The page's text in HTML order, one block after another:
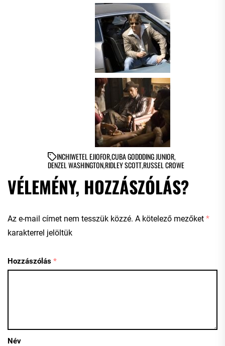
INCHIWETEL EJIOFOR,CUBA GODDDING JUNIOR,
DENZEL WASHINGTON,RIDLEY SCOTT,RUSSEL CROWE
VÉLEMÉNY, HOZZÁSZÓLÁS?
Az e-mail címet nem tesszük közzé. A kötelező mezőket *
karakterrel jelöltük
Hozzászólás *
Név